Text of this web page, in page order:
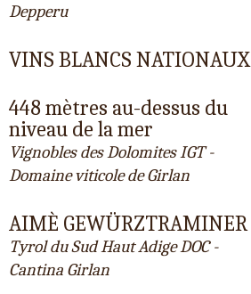
Depperu
VINS BLANCS NATIONAUX
448 mètres au-dessus du
niveau de la mer
Vignobles des Dolomites IGT -
Domaine viticole de Girlan
AIMÈ GEWÜRZTRAMINER
Tyrol du Sud Haut Adige DOC -
Cantina Girlan